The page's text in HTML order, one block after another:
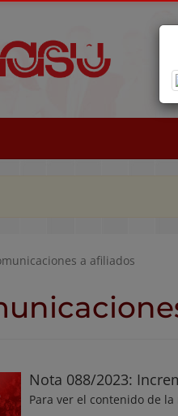
a afiliados
Nota 088/2023:
Para ver el contenido de